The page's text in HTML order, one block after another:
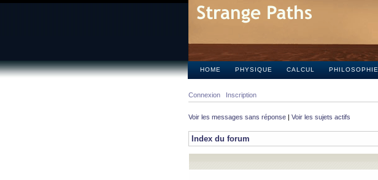
HOME PHYSIQUE CALCUL PHILOSOPHIE
Connexion Inscription
Voir les messages sans réponse | Voir les sujets actifs
Index du forum